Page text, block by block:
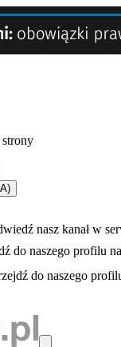
się w nowej karcie
- otwiera się w nowej karcie
nasz kanał w
w nowej karcie
do naszego profilu
- otwiera się w nowej karcie
do naszego